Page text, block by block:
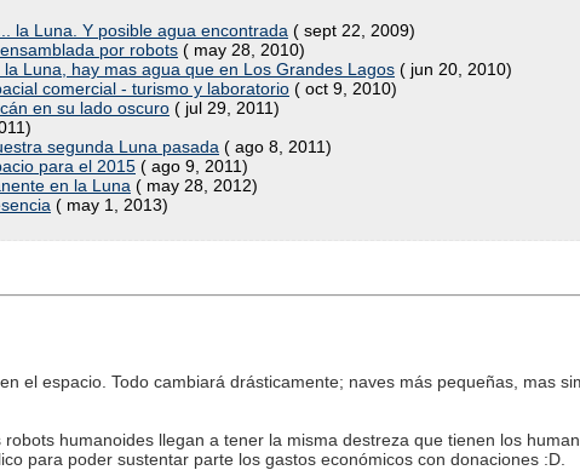
la Luna. Y posible agua encontrada ( sept 22, 2009)
por robots ( may 28, 2010)
Luna, hay mas agua que en Los Grandes Lagos ( jun 20, 2010)
comercial - turismo y laboratorio ( oct 9, 2010)
en su lado oscuro ( jul 29, 2011)
segunda Luna pasada ( ago 8, 2011)
para el 2015 ( ago 9, 2011)
en la Luna ( may 28, 2012)
( may 1, 2013)
el espacio. Todo cambiará drásticamente; naves más pequeñas, mas
humanoides llegan a tener la misma destreza que tienen los
para poder sustentar parte los gastos económicos con donaciones :D.